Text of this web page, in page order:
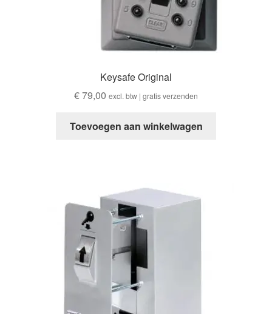
Keysafe Original
€79,00 excl. btw | gratis verzenden
Toevoegen aan winkelwagen